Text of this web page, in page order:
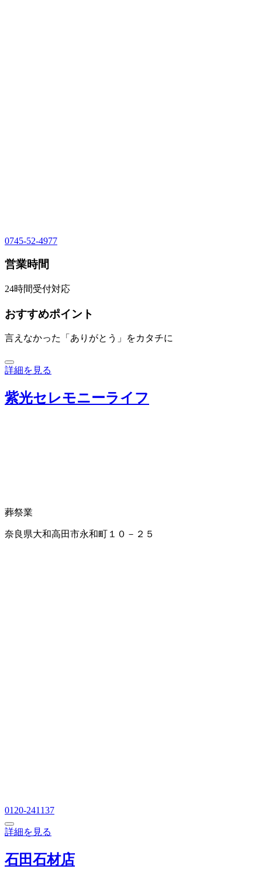
0745-52-4977
営業時間
24時間受付対応
おすすめポイント
言えなかった「ありがとう」をカタチに
詳細を見る
紫光セレモニーライフ
葬祭業
奈良県大和高田市永和町１０－２５
0120-241137
詳細を見る
石田石材店